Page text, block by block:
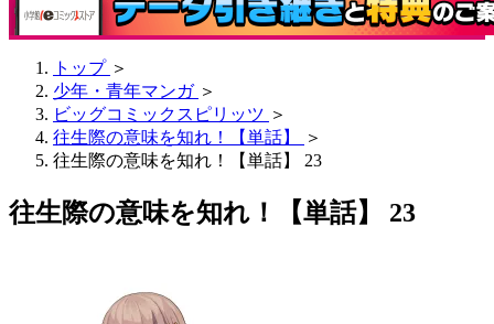
トップ ＞
少年・青年マンガ ＞
ビッグコミックスピリッツ ＞
往生際の意味を知れ！【単話】
＞
往生際の意味を知れ！【単話】 23
往生際の意味を知れ！【単話】 23